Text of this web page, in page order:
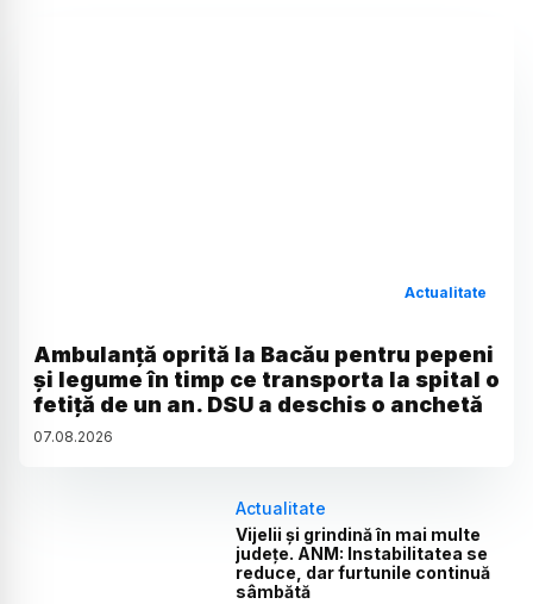
Actualitate
Ambulanță oprită la Bacău pentru pepeni
și legume în timp ce transporta la spital o
fetiță de un an. DSU a deschis o anchetă
07.08.2026
Actualitate
Vijelii și grindină în mai multe
județe. ANM: Instabilitatea se
reduce, dar furtunile continuă
sâmbătă